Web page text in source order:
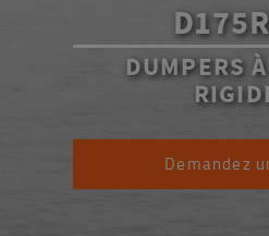
DUMPERS
Demandez